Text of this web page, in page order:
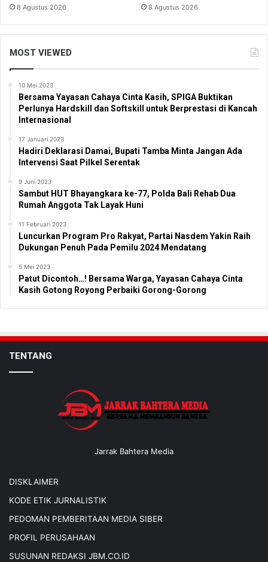
8 Agustus 2026 8 Agustus 2026
MOST VIEWED
10 Mei 2023
Bersama Yayasan Cahaya Cinta Kasih, SPIGA Buktikan
Perlunya Hardskill dan Softskill untuk Berprestasi di Kancah
Internasional
17 Januari 2023
Hadiri Deklarasi Damai, Bupati Tamba Minta Jangan Ada
Intervensi Saat Pilkel Serentak
9 Juni 2023
Sambut HUT Bhayangkara ke-77, Polda Bali Rehab Dua
Rumah Anggota Tak Layak Huni
11 Februari 2023
Luncurkan Program Pro Rakyat, Partai Nasdem Yakin Raih
Dukungan Penuh Pada Pemilu 2024 Mendatang
5 Mei 2023
Patut Dicontoh…! Bersama Warga, Yayasan Cahaya Cinta
Kasih Gotong Royong Perbaiki Gorong-Gorong
TENTANG
Jarrak Bahtera Media
DISKLAIMER
KODE ETIK JURNALISTIK
PEDOMAN PEMBERITAAN MEDIA SIBER
PROFIL PERUSAHAAN
SUSUNAN REDAKSI JBM.CO.ID